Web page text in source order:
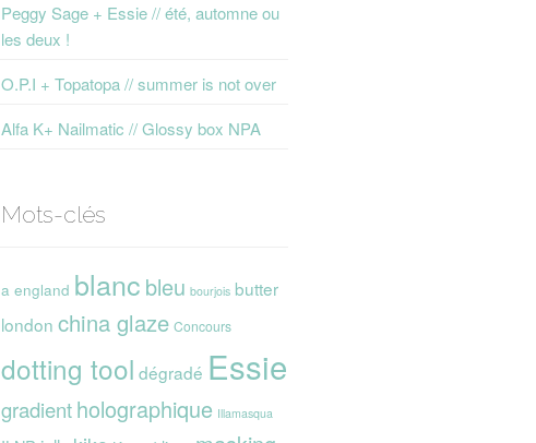
Peggy Sage + Essie // été, automne ou
les deux !
O.P.I + Topatopa // summer is not over
Alfa K+ Nailmatic // Glossy box NPA
Mots-clés
a england blanc bleu bourjois butter
london china glaze Concours
dotting tool dégradé Essie
gradientholographique Illamasqua